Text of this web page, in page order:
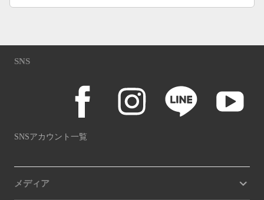
SNS
SNSアカウント一覧
メディア